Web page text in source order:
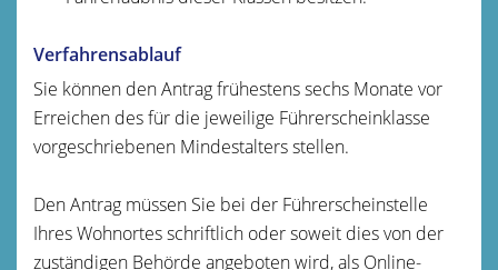
Verfahrensablauf
Sie können den Antrag frühestens sechs Monate vor
Erreichen des für die jeweilige Führerscheinklasse
vorgeschriebenen Mindestalters stellen.
Den Antrag müssen Sie bei der Führerscheinstelle
Ihres Wohnortes schriftlich oder soweit dies von der
zuständigen Behörde angeboten wird, als Online-